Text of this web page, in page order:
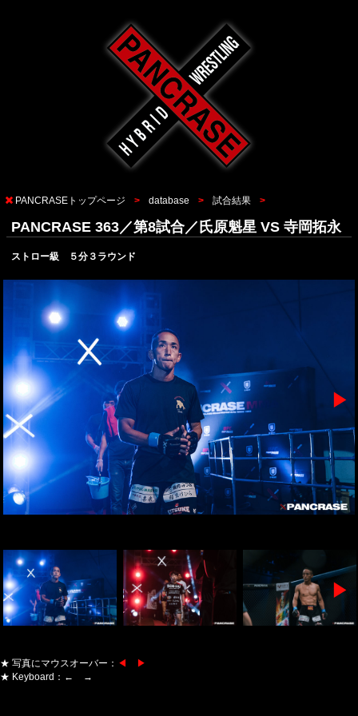
PANCRASEトップページ database 試合結果
PANCRASE 363／第8試合／氏原魁星 VS 寺岡拓永
ストロー級 ５分３ラウンド
▶
▶
★ 写真にマウスオーバー： ◀ ▶
★ Keyboard：← →